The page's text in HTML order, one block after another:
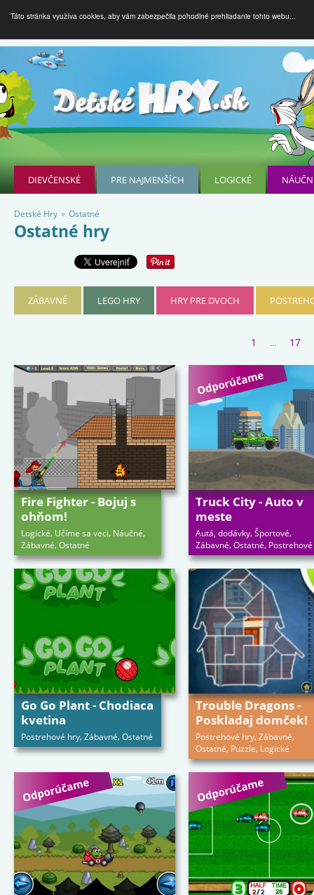
Táto stránka využíva cookies, aby vám zabezpečila pohodlné prehliadanie tohto webu...
DIEVČENSKÉ PRE NAJMENŠÍCH LOGICKÉ
Detské Hry » Ostatné
Ostatné hry
ZÁBAVNÉ LEGO HRY HRY PRE DVOCH
1 ... 17
Fire Fighter - Bojuj s
ohňom!
Logické, Učíme sa veci, Náučné,
Zábavné,Ostatné
Truck City - Auto v
meste
Autá, dodávky,Športové,
Zábavné,Ostatné,
Go Go Plant - Chodiaca
kvetina
Postrehové hry,Zábavné,Ostatné
Trouble Dragons -
Poskladaj domček!
Postrehové hry,Zábavné,
Ostatné, Puzzle, Logické